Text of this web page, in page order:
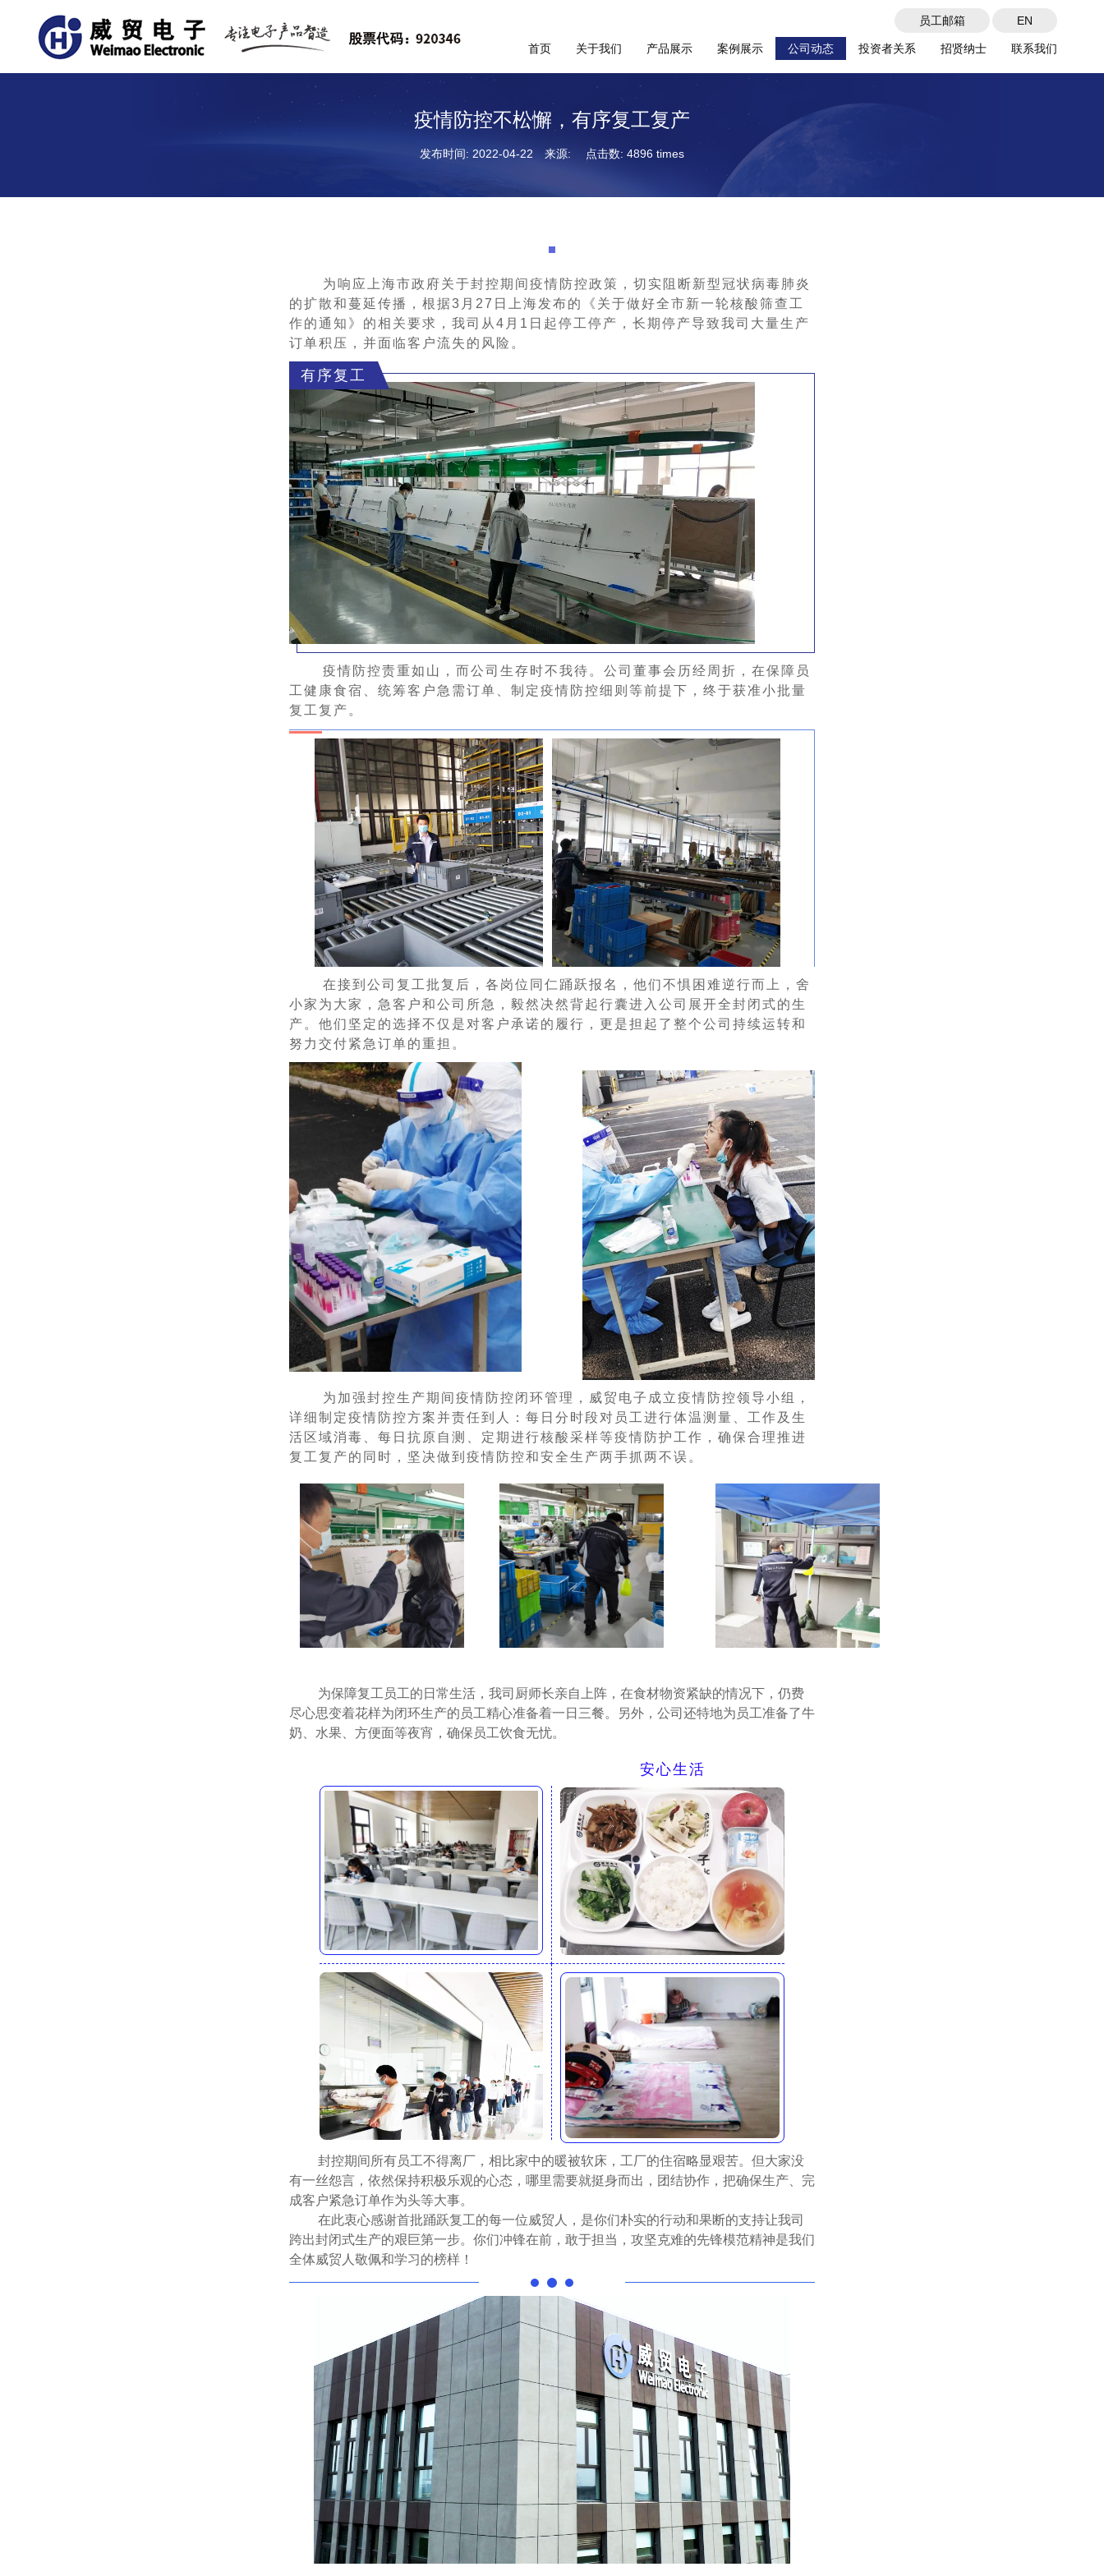
员工邮箱 EN
首页 关于我们 产品展示 案例展示 公司动态 投资者关系 招贤纳士 联系我们
疫情防控不松懈，有序复工复产
发布时间: 2022-04-22 来源: 点击数: 4896 times
为响应上海市政府关于封控期间疫情防控政策，切实阻断新型冠状病毒肺炎
的扩散和蔓延传播，根据3月27日上海发布的《关于做好全市新一轮核酸筛查工
作的通知》的相关要求，我司从4月1日起停工停产，长期停产导致我司大量生产
订单积压，并面临客户流失的风险。
有序复工
疫情防控责重如山，而公司生存时不我待。公司董事会历经周折，在保障员
工健康食宿、统筹客户急需订单、制定疫情防控细则等前提下，终于获准小批量
复工复产。
在接到公司复工批复后，各岗位同仁踊跃报名，他们不惧困难逆行而上，舍
小家为大家，急客户和公司所急，毅然决然背起行囊进入公司展开全封闭式的生
产。他们坚定的选择不仅是对客户承诺的履行，更是担起了整个公司持续运转和
努力交付紧急订单的重担。
为加强封控生产期间疫情防控闭环管理，威贸电子成立疫情防控领导小组，
详细制定疫情防控方案并责任到人：每日分时段对员工进行体温测量、工作及生
活区域消毒、每日抗原自测、定期进行核酸采样等疫情防护工作，确保合理推进
复工复产的同时，坚决做到疫情防控和安全生产两手抓两不误。
为保障复工员工的日常生活，我司厨师长亲自上阵，在食材物资紧缺的情况下，仍费
尽心思变着花样为闭环生产的员工精心准备着一日三餐。另外，公司还特地为员工准备了牛
奶、水果、方便面等夜宵，确保员工饮食无忧。
安心生活
封控期间所有员工不得离厂，相比家中的暖被软床，工厂的住宿略显艰苦。但大家没
有一丝怨言，依然保持积极乐观的心态，哪里需要就挺身而出，团结协作，把确保生产、完
成客户紧急订单作为头等大事。
在此衷心感谢首批踊跃复工的每一位威贸人，是你们朴实的行动和果断的支持让我司
跨出封闭式生产的艰巨第一步。 你们冲锋在前，敢于担当，攻坚克难的先锋模范精神是我们
全体威贸人敬佩和学习的榜样！